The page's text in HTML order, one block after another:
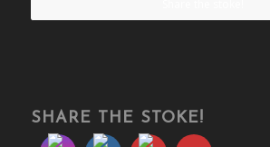
SHARE THE STOKE!